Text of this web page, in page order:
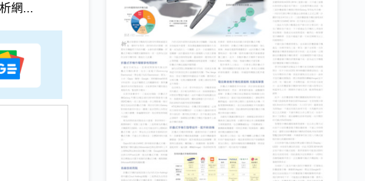
網...